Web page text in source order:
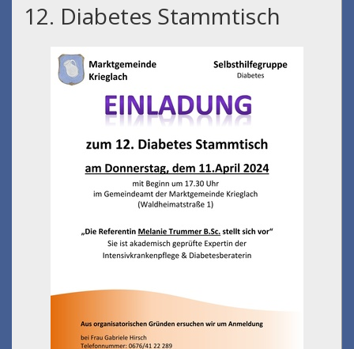
12. Diabetes Stammtisch